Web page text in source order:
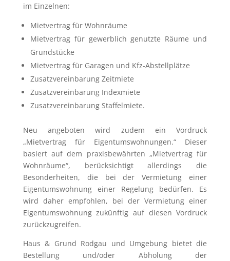
im Einzelnen:
Mietvertrag für Wohnräume
Mietvertrag für gewerblich genutzte Räume und
Grundstücke
Mietvertrag für Garagen und Kfz-Abstellplätze
Zusatzvereinbarung Zeitmiete
Zusatzvereinbarung Indexmiete
Zusatzvereinbarung Staffelmiete.
Neu angeboten wird zudem ein Vordruck
„Mietvertrag für Eigentumswohnungen.“ Dieser
basiert auf dem praxisbewährten „Mietvertrag für
Wohnräume“, berücksichtigt allerdings die
Besonderheiten, die bei der Vermietung einer
Eigentumswohnung einer Regelung bedürfen. Es
wird daher empfohlen, bei der Vermietung einer
Eigentumswohnung zukünftig auf diesen Vordruck
zurückzugreifen.
Haus & Grund Rodgau und Umgebung bietet die
Bestellung und/oder Abholung der